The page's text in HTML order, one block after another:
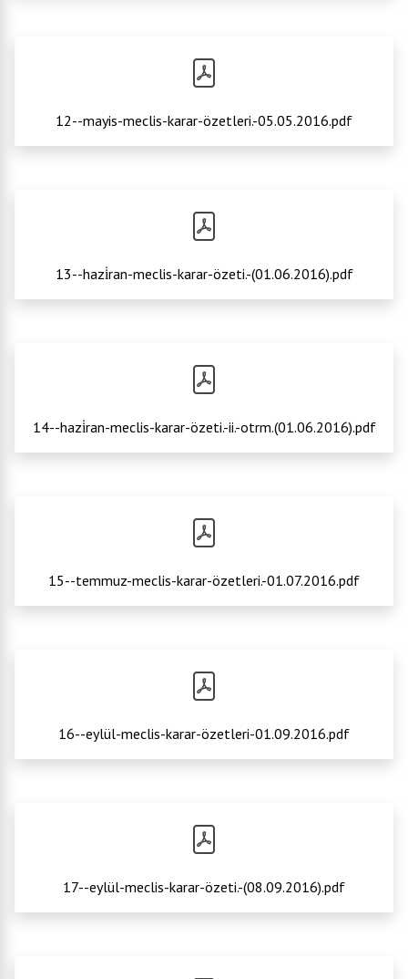
12--mayis-meclis-karar-özetleri.-05.05.2016.pdf
13--hazi̇ran-meclis-karar-özeti.-(01.06.2016).pdf
14--hazi̇ran-meclis-karar-özeti.-ii.-otrm.(01.06.2016).pdf
15--temmuz-meclis-karar-özetleri.-01.07.2016.pdf
16--eylül-meclis-karar-özetleri-01.09.2016.pdf
17--eylül-meclis-karar-özeti.-(08.09.2016).pdf